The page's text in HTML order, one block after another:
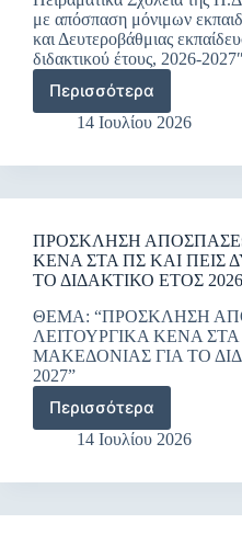
με απόσπαση μόνιμων
και Δευτεροβάθμιας
διδακτικού έτους, 2026-2027″
Περισσότερα
Πρόσκληση
εκδήλωσης
για
λειτουργικών
στα
Πρότυπα
και
Πειραματικά
Σχολεία
της
Δυτικής
Μακεδονίας
με
Πρωτοβάθμιας
14 Ιουλίου 2026
ΠΡΟΣΚΛΗΣΗ
ΚΕΝΑ ΣΤΑ ΠΣ ΚΑΙ ΠΕΙΣ
ΤΟ ΔΙΔΑΚΤΙΚΟ ΕΤΟΣ
ΘΕΜΑ: “ΠΡΟΣΚΛΗΣΗ
ΛΕΙΤΟΥΡΓΙΚΑ ΚΕΝΑ ΣΤΑ
ΜΑΚΕΔΟΝΙΑΣ ΓΙΑ ΤΟ
2027”
Περισσότερα
ΠΡΟΣΚΛΗΣΗ
ΑΠΟΣΠΑΣΕΩΝ
ΛΕΙΤΟΥΡΓΙΚΑ
ΣΤΑ
14 Ιουλίου 2026